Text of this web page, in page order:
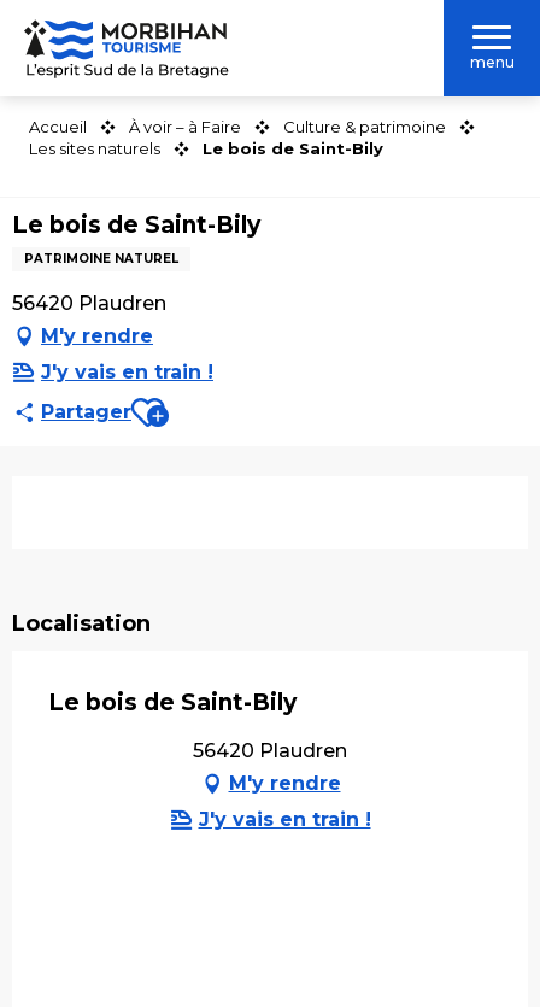
Aller
contenu
menu
Accueil À voir – à Faire
Culture & patrimoine
Les sites naturels
Le bois de Saint-Bily
Le bois de Saint-Bily
PATRIMOINE NATUREL
56420 Plaudren
M'y rendre
J'y vais en train !
PartagerAjouter aux favoris
Localisation
Le bois de Saint-Bily
56420 Plaudren
M'y rendre
J'y vais en train !